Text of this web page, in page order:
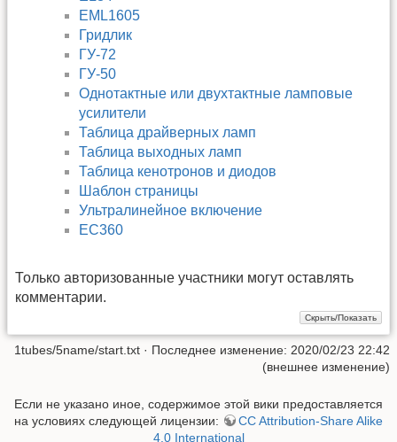
EML1605
Гридлик
ГУ-72
ГУ-50
Однотактные или двухтактные ламповые
усилители
Таблица драйверных ламп
Таблица выходных ламп
Таблица кенотронов и диодов
Шаблон страницы
Ультралинейное включение
EC360
Только авторизованные участники могут оставлять
комментарии.
1tubes/5name/start.txt · Последнее изменение: 2020/02/23 22:42
(внешнее изменение)
Если не указано иное, содержимое этой вики предоставляется
на условиях следующей лицензии:
CC Attribution-Share Alike
4.0 International